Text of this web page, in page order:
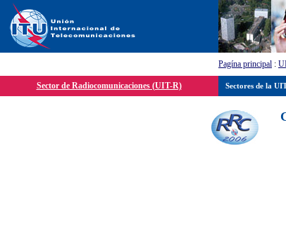
Pagína principal :
Sector de Radiocomunicaciones (UIT-R) Sectores de la